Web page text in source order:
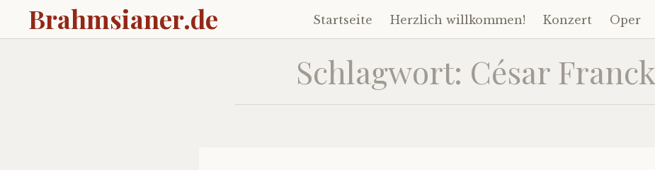
Brahmsianer.de
Zum
Inhalt
springen
Startseite Herzlich willkommen! Konzert Oper
Schlagwort: César Franck